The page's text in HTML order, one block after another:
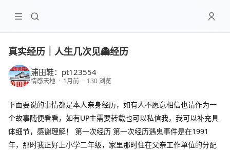
真实经历｜人生几次见👻经历
浦田鞋：pt123554
情感天地 · 1月前 · 130 浏览
下面要说的事情都是本人亲身经历，如有人不愿意相信也请作为一
个故事随便看看，如有UP主需要转载也可以私信我，我可以补充具
体细节，感谢理解！ 第一次经历 第一次经历遇鬼事件是在1991
年，那时我正好上小学二年级，家里那时住在父亲工作单位的分配